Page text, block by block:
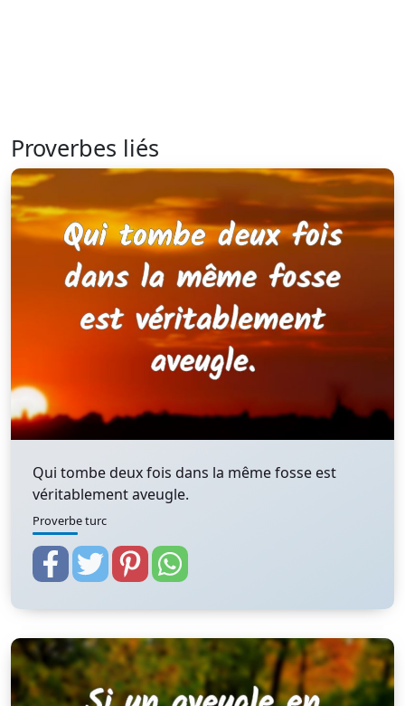
Proverbes liés
Qui tombe deux fois dans la même fosse est
véritablement aveugle.
Proverbe turc